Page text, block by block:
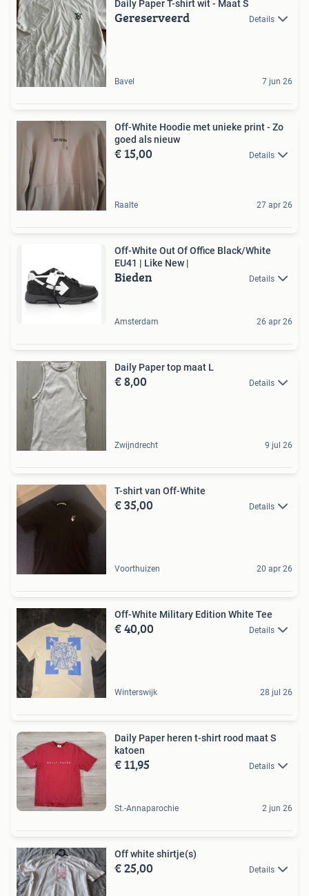
Daily Paper T-shirt wit - Maat S
Gereserveerd Details
Bavel 7 jun 26
Off-White Hoodie met unieke print - Zo
goed als nieuw
€ 15,00 Details
Raalte 27 apr 26
Off-White Out Of Office Black/White
EU41 | Like New |
Bieden Details
Amsterdam 26 apr 26
Daily Paper top maat L
€ 8,00 Details
Zwijndrecht 9 jul 26
T-shirt van Off-White
€ 35,00 Details
Voorthuizen 20 apr 26
Off-White Military Edition White Tee
€ 40,00 Details
Winterswijk 28 jul 26
Daily Paper heren t-shirt rood maat S
katoen
€ 11,95 Details
St.-Annaparochie 2 jun 26
Off white shirtje(s)
€ 25,00 Details